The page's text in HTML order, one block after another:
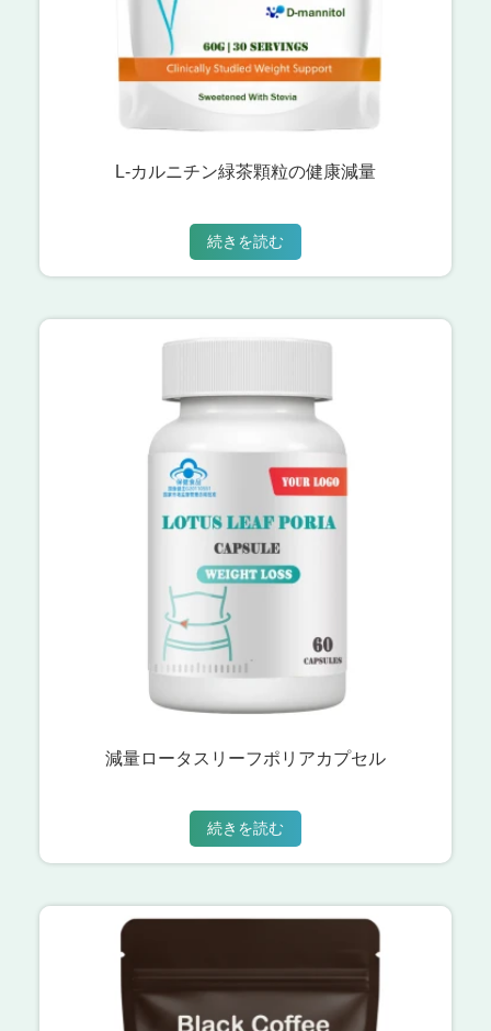
L-カルニチン緑茶顆粒の健康減量
続きを読む
減量ロータスリーフポリアカプセル
続きを読む